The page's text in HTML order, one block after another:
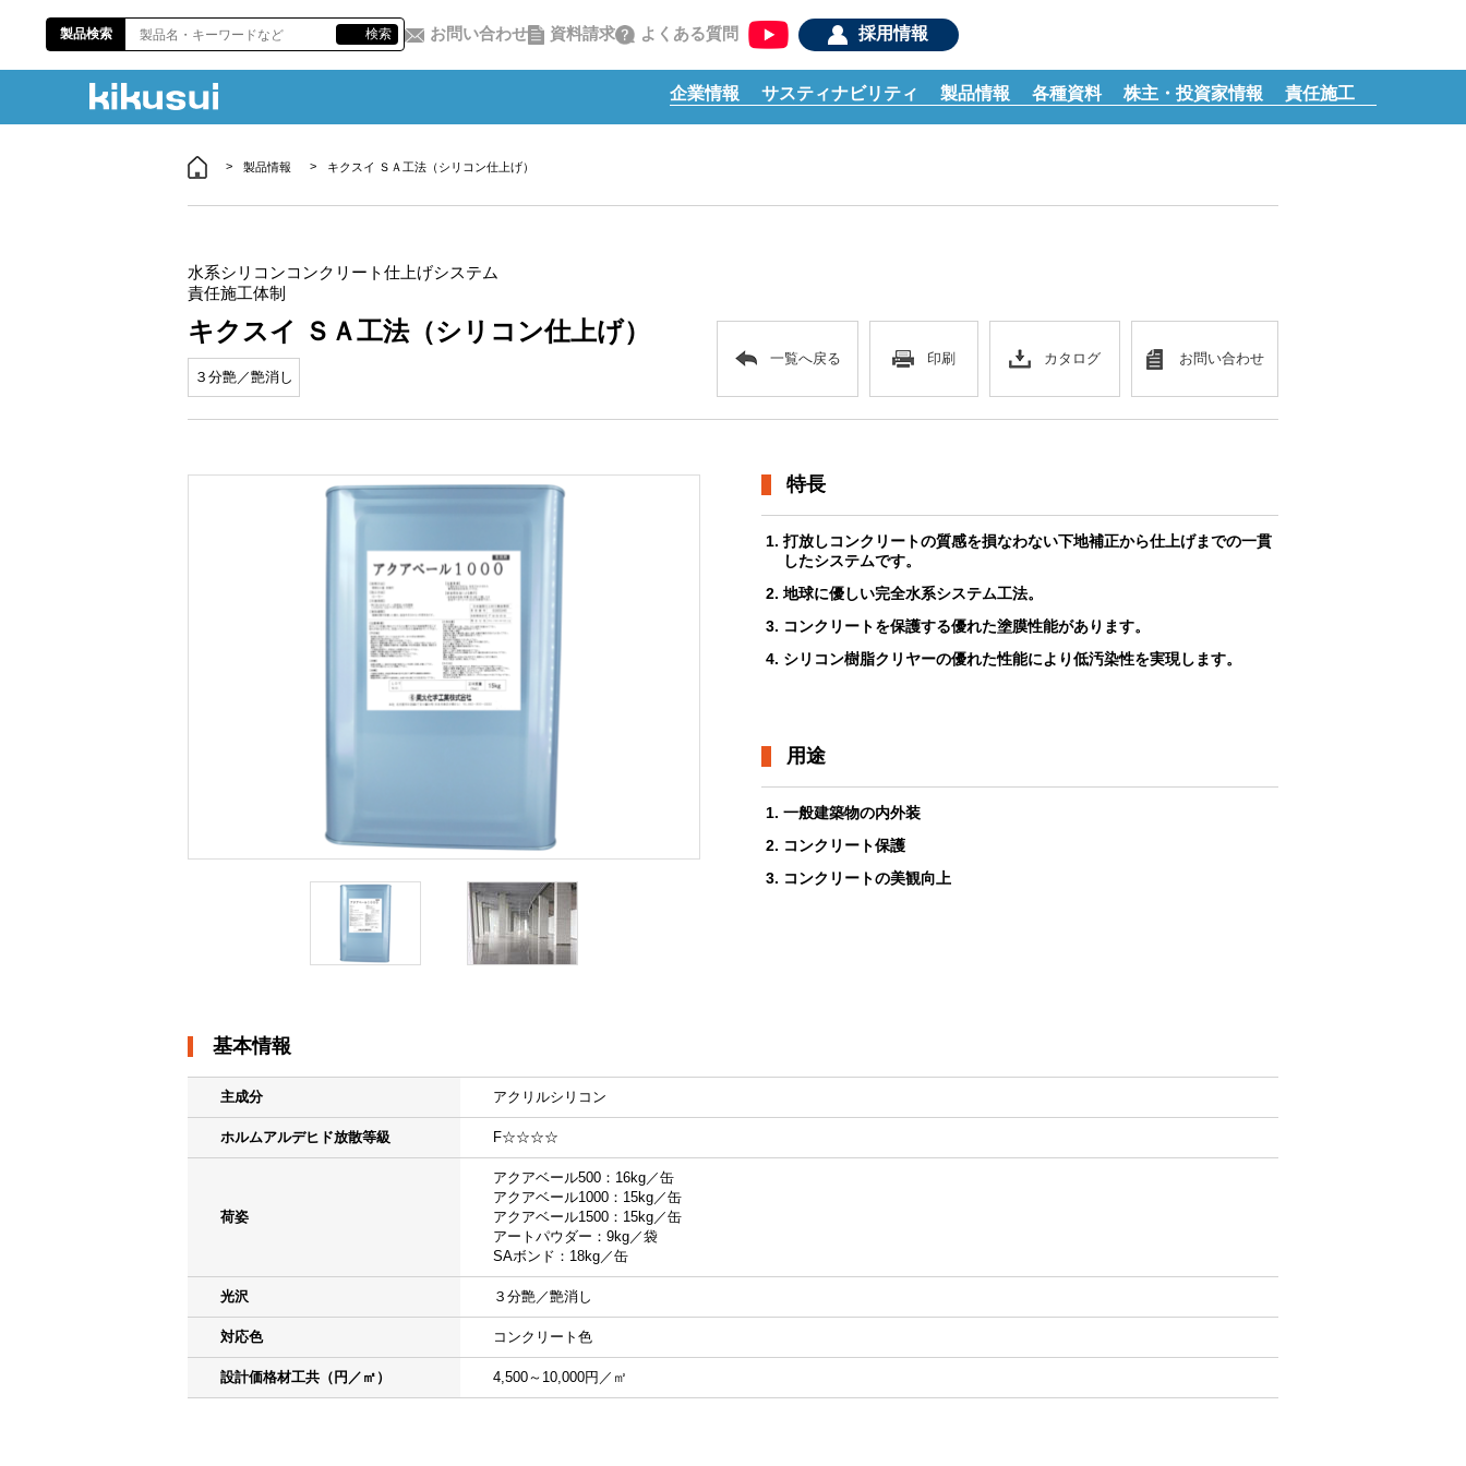
企業情報 サスティナビリティ 製品情報 各種資料 株主・投資家情報 責任施工
製品検索 検索 お問い合わせ 資料請求 よくある質問 採用情報
製品情報 キクスイ ＳＡ工法（シリコン仕上げ）
水系シリコンコンクリート仕上げシステム
責任施工体制
キクスイ ＳＡ工法（シリコン仕上げ）
３分艶／艶消し
一覧へ戻る 印刷 カタログ お問い合わせ
特長
打放しコンクリートの質感を損なわない下地補正から仕上げまでの一貫
したシステムです。
地球に優しい完全水系システム工法。
コンクリートを保護する優れた塗膜性能があります。
シリコン樹脂クリヤーの優れた性能により低汚染性を実現します。
用途
一般建築物の内外装
コンクリート保護
コンクリートの美観向上
基本情報
主成分 アクリルシリコン
ホルムアルデヒド放散等級 F☆☆☆☆
荷姿
アクアベール500：16kg／缶
アクアベール1000：15kg／缶
アクアベール1500：15kg／缶
アートパウダー：9kg／袋
SAボンド：18kg／缶
光沢 ３分艶／艶消し
対応色 コンクリート色
設計価格材工共（円／㎡） 4,500～10,000円／㎡